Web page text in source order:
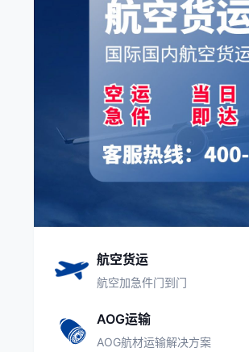
航空货运
航空加急件门到门
AOG运输
AOG航材运输解决方案